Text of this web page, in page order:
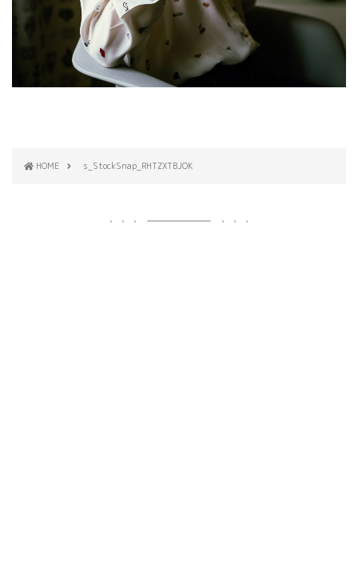
HOME s_StockSnap_RHTZXTBJOK